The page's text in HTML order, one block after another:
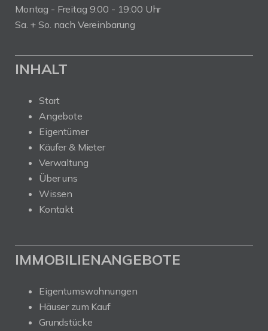
Montag - Freitag 9:00 - 19:00 Uhr
Sa. + So. nach Vereinbarung
INHALT
Start
Angebote
Eigentümer
Käufer & Mieter
Verwaltung
Über uns
Wissen
Kontakt
IMMOBILIENANGEBOTE
Eigentumswohnungen
Häuser zum Kauf
Grundstücke